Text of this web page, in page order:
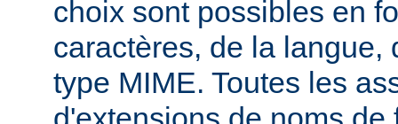
choix sont possibles en
caractères, de la langue,
type MIME. Toutes les